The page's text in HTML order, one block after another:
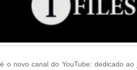
o novo canal do YouTube: dedicado